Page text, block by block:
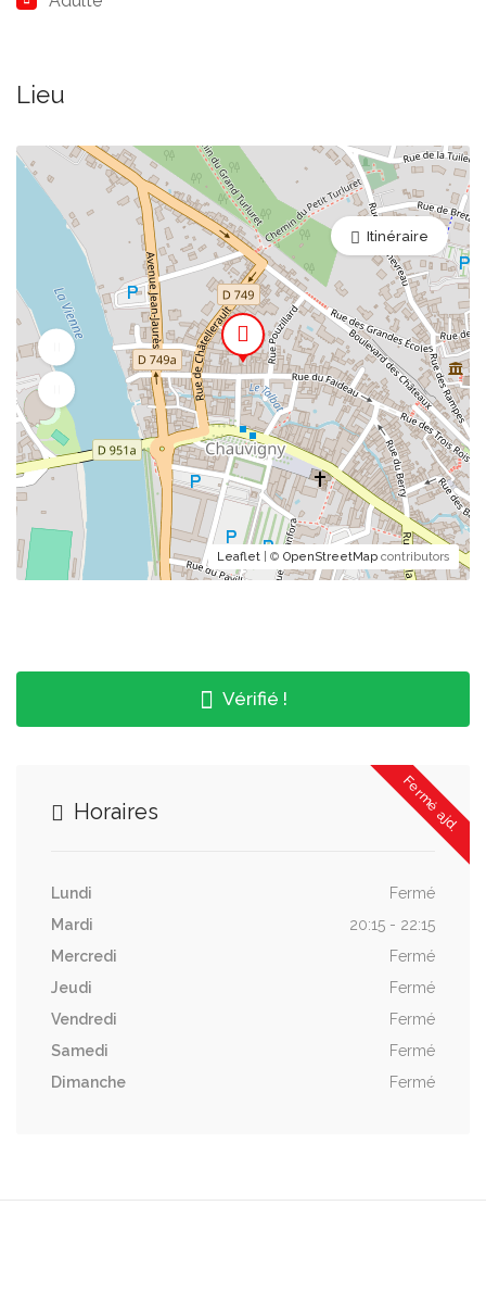
Lieu
Leaflet | © OpenStreetMap contributors
Itinéraire
Vérifié !
Fermé ajd.
Horaires
Lundi
Fermé
Mardi
20:15 - 22:15
Mercredi
Fermé
Jeudi
Fermé
Vendredi
Fermé
Samedi
Fermé
Dimanche
Fermé